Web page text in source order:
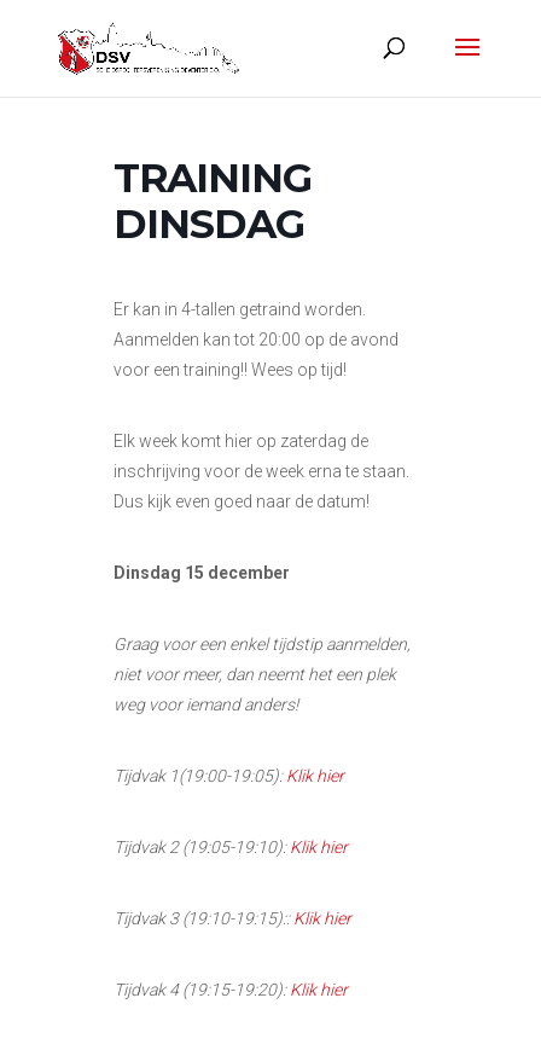
TRAINING
DINSDAG
Er kan in 4-tallen getraind worden.
Aanmelden kan tot 20:00 op de avond
voor een training!! Wees op tijd!
Elk week komt hier op zaterdag de
inschrijving voor de week erna te staan.
Dus kijk even goed naar de datum!
Dinsdag 15 december
Graag voor een enkel tijdstip aanmelden,
niet voor meer, dan neemt het een plek
weg voor iemand anders!
Tijdvak 1(19:00-19:05): Klik hier
Tijdvak 2 (19:05-19:10):Klik hier
Tijdvak 3 (19:10-19:15)::Klik hier
Tijdvak 4 (19:15-19:20):Klik hier